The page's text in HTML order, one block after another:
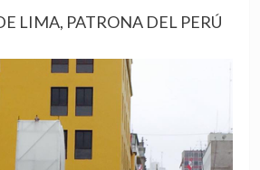
LIMA, PATRONA DEL PERÚ